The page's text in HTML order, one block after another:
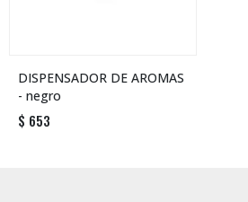
DISPENSADOR DE AROMAS
- negro
$ 653